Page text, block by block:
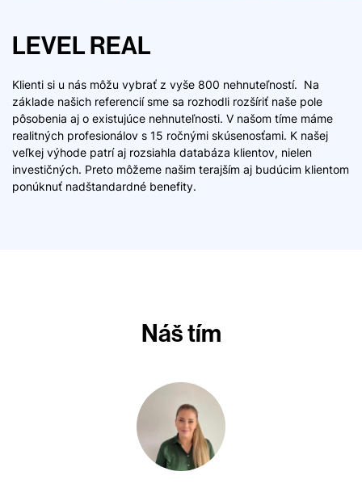
LEVEL REAL
Klienti si u nás môžu vybrať z vyše 800 nehnuteľností. Na
základe našich referencií sme sa rozhodli rozšíriť naše pole
pôsobenia aj o existujúce nehnuteľnosti. V našom tíme máme
realitných profesionálov s 15 ročnými skúsenosťami. K našej
veľkej výhode patrí aj rozsiahla databáza klientov, nielen
investičných. Preto môžeme našim terajším aj budúcim klientom
ponúknuť nadštandardné benefity.
Náš tím